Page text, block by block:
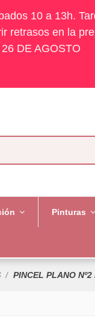
10 a 13h.
retrasos en la
DE AGOSTO
Pinturas
PINCEL PLANO